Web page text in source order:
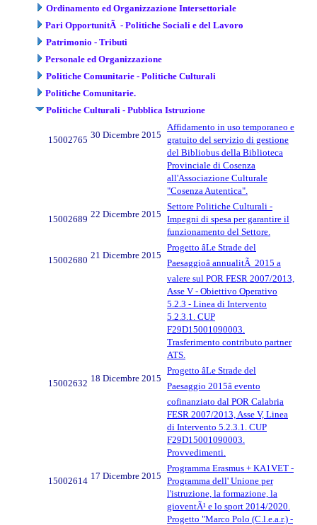
Ordinamento ed Organizzazione Intersettoriale
Pari OpportunitÃ - Politiche Sociali e del Lavoro
Patrimonio - Tributi
Personale ed Organizzazione
Politiche Comunitarie - Politiche Culturali
Politiche Comunitarie.
Politiche Culturali - Pubblica Istruzione
15002765 30 Dicembre 2015
Affidamento in uso temporaneo e
gratuito del servizio di gestione
del Bibliobus della Biblioteca
Provinciale di Cosenza
all'Associazione Culturale
"Cosenza Autentica".
15002689 22 Dicembre 2015
Settore Politiche Culturali -
Impegni di spesa per garantire il
funzionamento del Settore.
15002680 21 Dicembre 2015
Progetto âLe Strade del
Paesaggioâ annualitÃ 2015 a
valere sul POR FESR 2007/2013,
Asse V - Obiettivo Operativo
5.2.3 - Linea di Intervento
5.2.3.1. CUP
F29D15001090003.
Trasferimento contributo partner
ATS.
15002632 18 Dicembre 2015
Progetto âLe Strade del
Paesaggio 2015â evento
cofinanziato dal POR Calabria
FESR 2007/2013, Asse V, Linea
di Intervento 5.2.3.1. CUP
F29D15001090003.
Provvedimenti.
15002614 17 Dicembre 2015
Programma Erasmus + KA1VET -
Programma dell' Unione per
l'istruzione, la formazione, la
gioventÃ¹ e lo sport 2014/2020.
Progetto "Marco Polo (C.l.e.a.r.) -